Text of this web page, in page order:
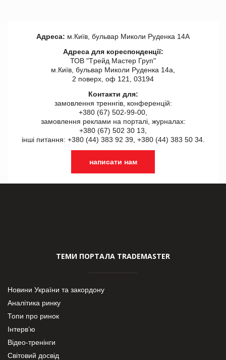
Адреса: м.Київ, бульвар Миколи Руденка 14А
Адреса для кореспонденції:
ТОВ "Tрейд Мастер Груп"
м.Київ, бульвар Миколи Руденка 14а,
2 поверх, оф 121, 03194
Контакти для:
замовлення треннгів, конференцій:
+380 (67) 502-99-00,
замовлення реклами на порталі, журналах:
+380 (67) 502 30 13,
інші питання: +380 (44) 383 92 39, +380 (44) 383 50 34.
написати нам
ТЕМИ ПОРТАЛА TRADEMASTER
Новини України та закордону
Аналітика ринку
Топи про ринок
Інтерв’ю
Відео-тренінги
Світовий досвід